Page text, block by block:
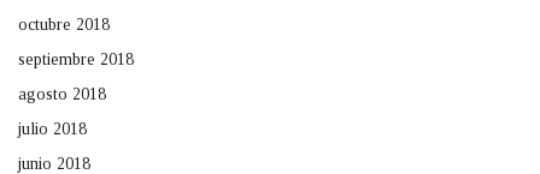
octubre 2018
septiembre 2018
agosto 2018
julio 2018
junio 2018